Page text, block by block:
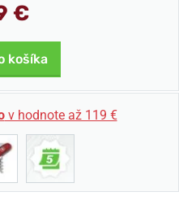
€
košíka
v hodnote až 119 €